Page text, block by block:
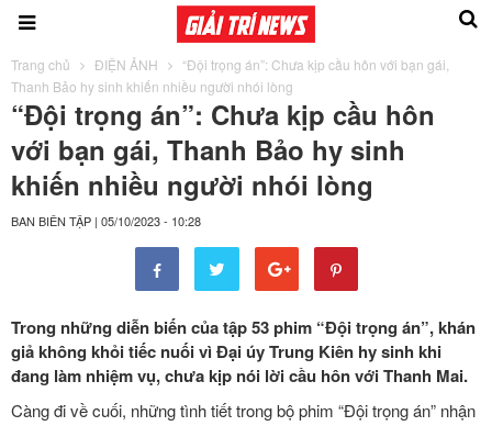
Trang chủ ĐIỆN ẢNH
“Đội trọng án”: Chưa kịp cầu hôn với bạn gái,
Thanh Bảo hy sinh khiến nhiều người nhói lòng
“Đội trọng án”: Chưa kịp cầu hôn
với bạn gái, Thanh Bảo hy sinh
khiến nhiều người nhói lòng
BAN BIÊN TẬP | 05/10/2023 - 10:28
Trong những diễn biến của tập 53 phim “Đội trọng án”, khán
giả không khỏi tiếc nuối vì Đại úy Trung Kiên hy sinh khi
đang làm nhiệm vụ, chưa kịp nói lời cầu hôn với Thanh Mai.
Càng đi về cuối, những tình tiết trong bộ phim “Đội trọng án” nhận